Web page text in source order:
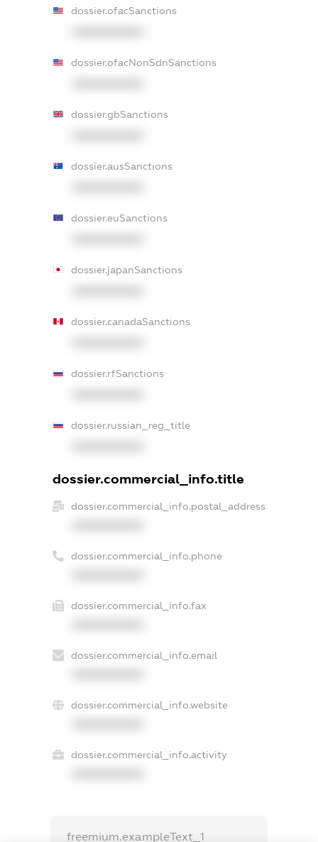
dossier.ofacSanctions
dossier.ofacNonSdnSanctions
dossier.gbSanctions
dossier.ausSanctions
dossier.euSanctions
dossier.japanSanctions
dossier.canadaSanctions
dossier.rfSanctions
dossier.russian_reg_title
dossier.commercial_info.title
dossier.commercial_info.postal_address
dossier.commercial_info.phone
dossier.commercial_info.fax
dossier.commercial_info.email
dossier.commercial_info.website
dossier.commercial_info.activity
freemium.exampleText_1